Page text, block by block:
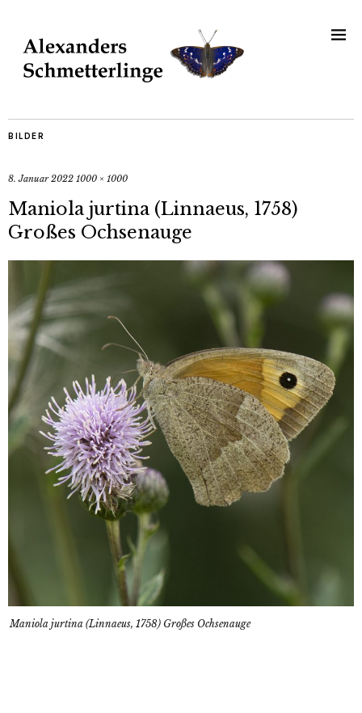
BILDER
8. Januar 2022 1000 × 1000
Maniola jurtina (Linnaeus, 1758)
Großes Ochsenauge
Maniola jurtina (Linnaeus, 1758) Großes Ochsenauge